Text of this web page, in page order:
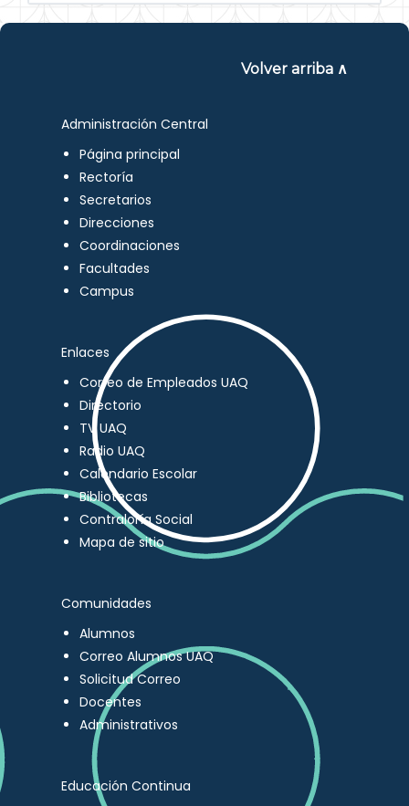
Volver arriba ∧
Administración Central
Página principal
Rectoría
Secretarios
Direcciones
Coordinaciones
Facultades
Campus
Enlaces
Correo de Empleados UAQ
Directorio
TV UAQ
Radio UAQ
Calendario Escolar
Bibliotecas
Contraloría Social
Mapa de sitio
Comunidades
Alumnos
Correo Alumnos UAQ
Solicitud Correo
Docentes
Administrativos
Educación Continua